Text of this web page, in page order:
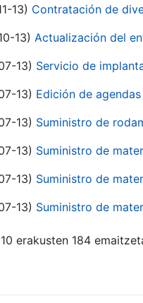
13) Contratación de
13) Actualización del
13) Servicio de
13) Edición de
13) Suministro de
13) Suministro de
13) Suministro de
13) Suministro de
erakusten 184